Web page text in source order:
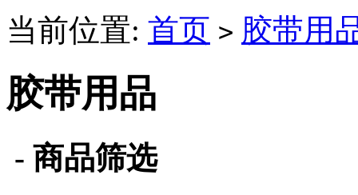
当前位置: 首页 > 胶带用
胶带用品
- 商品筛选